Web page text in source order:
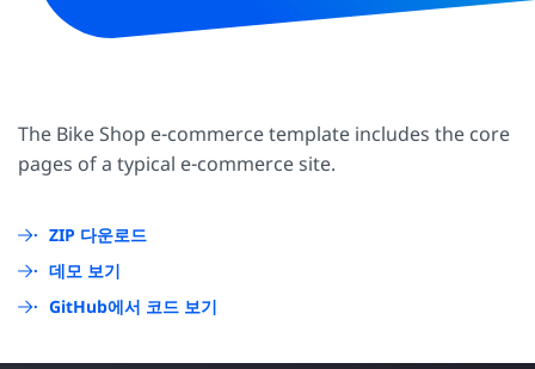
The Bike Shop e-commerce template includes the core
pages of a typical e-commerce site.
ZIP 다운로드
데모 보기
GitHub에서 코드 보기